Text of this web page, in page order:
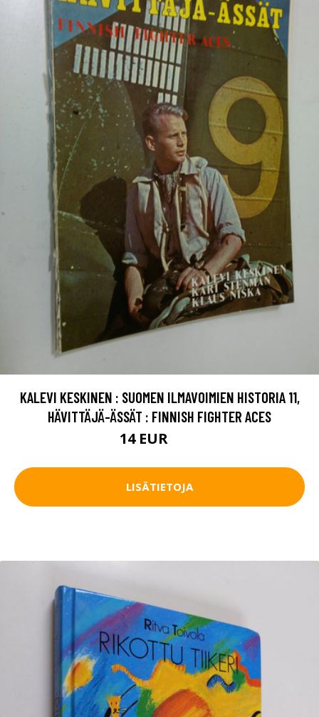
KALEVI KESKINEN : SUOMEN ILMAVOIMIEN HISTORIA 11,
HÄVITTÄJÄ-ÄSSÄT : FINNISH FIGHTER ACES
14 EUR
LISÄTIETOJA